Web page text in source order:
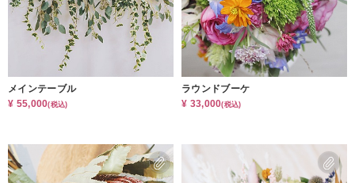
メインテーブル
¥ 55,000(税込)
ラウンドブーケ
¥ 33,000(税込)